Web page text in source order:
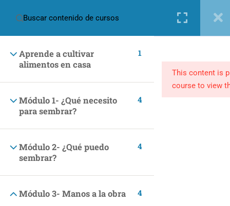
Iniciar sesión
Aprende a cultivar
alimentos en casa
1
Módulo 1- ¿Qué necesito
para sembrar?
4
Módulo 2- ¿Qué puedo
sembrar?
4
Módulo 3- Manos a la obra 4
This content is
course to view
(+57) 301 2680569
CATEGORÍAS